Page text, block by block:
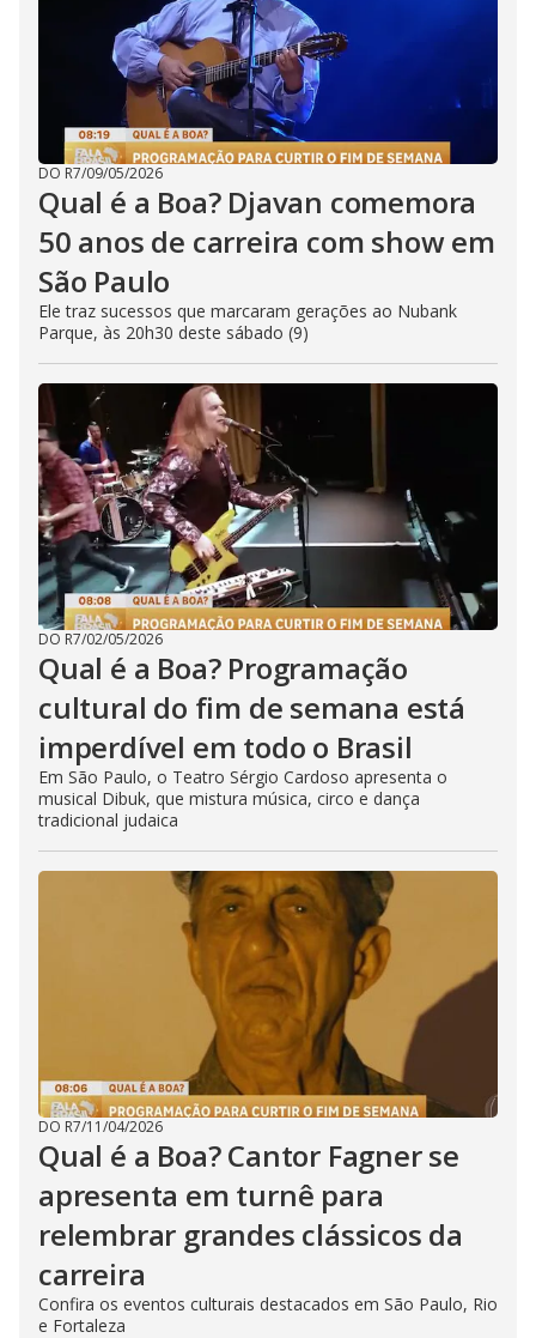
DO R7/09/05/2026
Qual é a Boa? Djavan comemora
50 anos de carreira com show em
São Paulo
Ele traz sucessos que marcaram gerações ao Nubank
Parque, às 20h30 deste sábado (9)
DO R7/02/05/2026
Qual é a Boa? Programação
cultural do fim de semana está
imperdível em todo o Brasil
Em São Paulo, o Teatro Sérgio Cardoso apresenta o
musical Dibuk, que mistura música, circo e dança
tradicional judaica
DO R7/11/04/2026
Qual é a Boa? Cantor Fagner se
apresenta em turnê para
relembrar grandes clássicos da
carreira
Confira os eventos culturais destacados em São Paulo, Rio
e Fortaleza